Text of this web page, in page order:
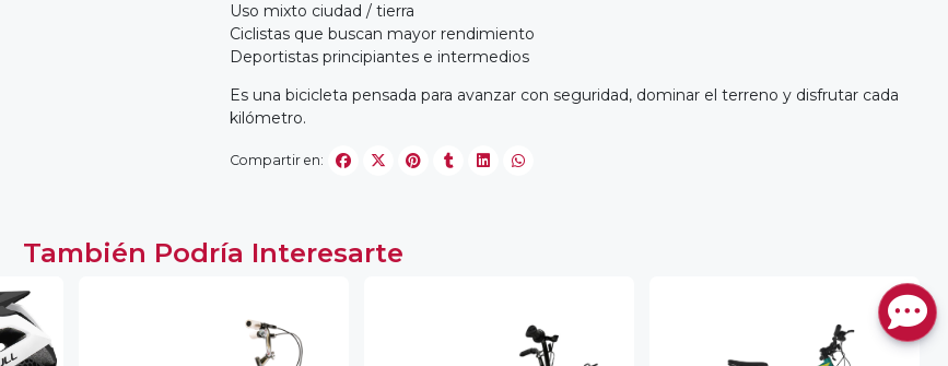
Uso mixto ciudad / tierra
Ciclistas que buscan mayor rendimiento
Deportistas principiantes e intermedios
Es una bicicleta pensada para avanzar con seguridad, dominar el terreno y disfrutar cada
kilómetro.
Compartir en:
También Podría Interesarte